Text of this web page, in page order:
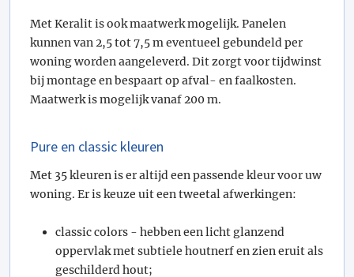
Met Keralit is ook maatwerk mogelijk. Panelen
kunnen van 2,5 tot 7,5 m eventueel gebundeld per
woning worden aangeleverd. Dit zorgt voor tijdwinst
bij montage en bespaart op afval- en faalkosten.
Maatwerk is mogelijk vanaf 200 m.
Pure en classic kleuren
Met 35 kleuren is er altijd een passende kleur voor uw
woning. Er is keuze uit een tweetal afwerkingen:
classic colors - hebben een licht glanzend
oppervlak met subtiele houtnerf en zien eruit als
geschilderd hout;